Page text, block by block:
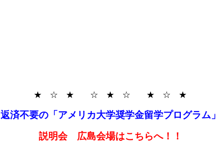
★ ☆ ★ ☆ ★ ☆ ★ ☆ ★
返済不要の「アメリカ大学奨学金留学プログラム」
説明会 広島会場はこちらへ！！